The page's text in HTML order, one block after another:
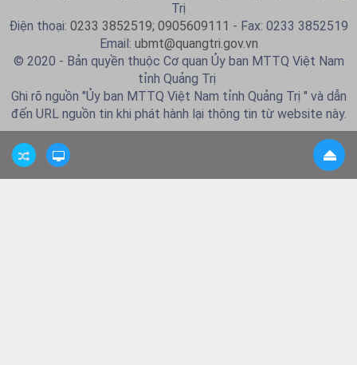
Trị
Điện thoại: 0233 3852519; 0905609111 - Fax: 0233 3852519
Email: ubmt@quangtri.gov.vn
© 2020 - Bản quyền thuộc Cơ quan Ủy ban MTTQ Việt Nam
tỉnh Quảng Trị
Ghi rõ nguồn "Ủy ban MTTQ Việt Nam tỉnh Quảng Trị " và dẫn
đến URL nguồn tin khi phát hành lại thông tin từ website này.